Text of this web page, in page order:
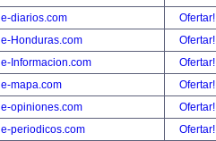
e-diarios.com
Ofertar!
e-Honduras.com
Ofertar!
e-Informacion.com
Ofertar!
e-mapa.com
Ofertar!
e-opiniones.com
Ofertar!
e-periodicos.com
Ofertar!